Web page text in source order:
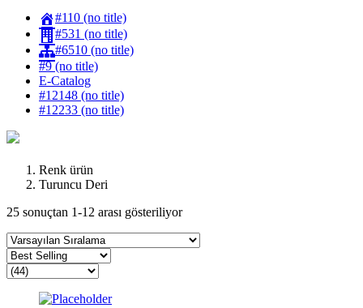
#110 (no title)
#531 (no title)
#6510 (no title)
#9 (no title)
E-Catalog
#12148 (no title)
#12233 (no title)
Renk ürün
Turuncu Deri
25 sonuçtan 1-12 arası gösteriliyor